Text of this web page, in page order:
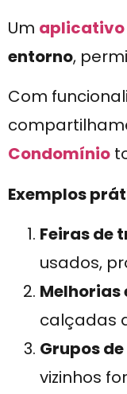
Um aplicativo
entorno,
Com
Condomínio
Exemplos
Feiras de
usados,
Melhorias
calçadas
Grupos
vizinhos